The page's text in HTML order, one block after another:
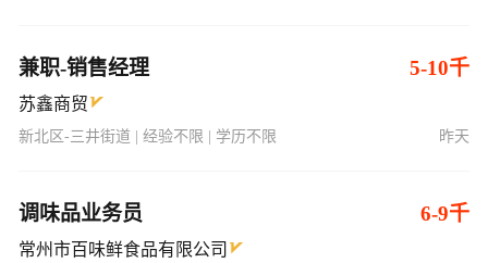
兼职-销售经理 5-10千
苏鑫商贸
新北区-三井街道 | 经验不限 | 学历不限 昨天
调味品业务员 6-9千
常州市百味鲜食品有限公司